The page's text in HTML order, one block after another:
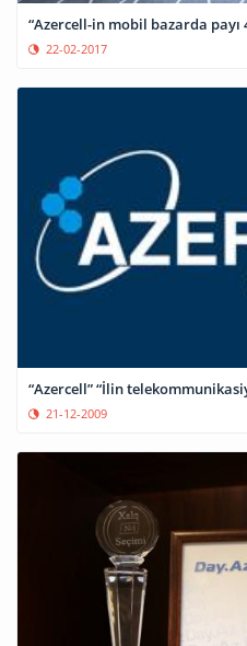
“Azercell-in mobil bazarda payı
22-02-2017
“Azercell” “İlin
21-12-2009